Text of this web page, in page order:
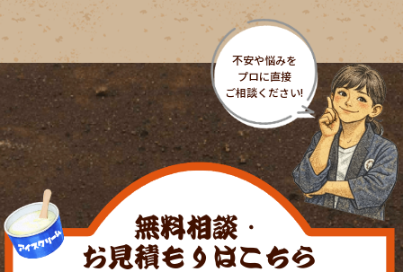
無料相談・
お見積もりはこちら